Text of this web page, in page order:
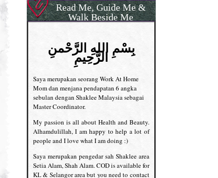
Read Me, Guide Me &
Walk Beside Me
بِسْمِ اللهِ الرَّحْمنِ
الرَّحِيمِ
Saya merupakan seorang Work At Home
Mom dan menjana pendapatan 6 angka
sebulan dengan Shaklee Malaysia sebagai
Master Coordinator.
My passion is all about Health and Beauty.
Alhamdulillah, I am happy to help a lot of
people and I love what I am doing :)
Saya merupakan pengedar sah Shaklee area
Setia Alam, Shah Alam. COD is available for
KL & Selangor area but you need to contact